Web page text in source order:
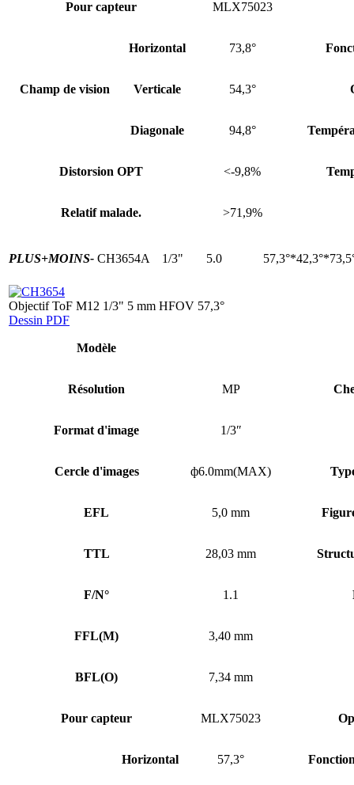
Pour capteur MLX75023
Champ de vision
Horizontal 73,8°
Verticale 54,3°
Diagonale 94,8°
Distorsion OPT <-9,8%
Relatif malade. >71,9%
PLUS+MOINS- CH3654A 1/3" 5.0
Objectif ToF M12 1/3" 5 mm HFOV 57,3°
Dessin PDF
Modèle
Résolution MP
Format d'image 1/3″
Cercle d'images ф6.0mm(MAX)
EFL 5,0 mm
TTL 28,03 mm
F/N° 1.1
FFL(M) 3,40 mm
BFL(O) 7,34 mm
Pour capteur MLX75023
Horizontal 57,3°